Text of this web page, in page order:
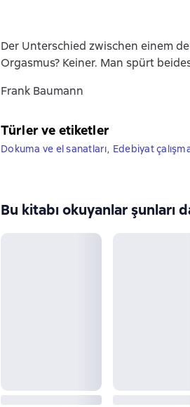
Der Unterschied zwischen einem
Orgasmus? Keiner. Man spürt
Frank Baumann
Türler ve etiketler
Dokuma ve el sanatları, Edebiyat
Bu kitabı okuyanlar şunları